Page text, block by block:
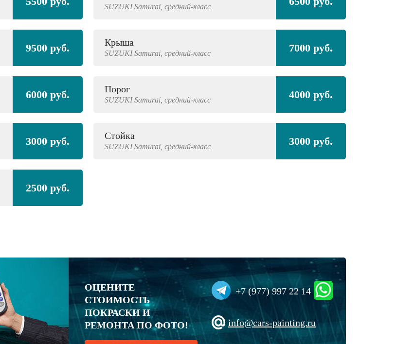
SUZUKISamurai, средний-класс
9500 руб. Крыша
SUZUKISamurai, средний-класс 7000 руб.
6000 руб. Порог
SUZUKISamurai, средний-класс 4000 руб.
3000 руб. Стойка
SUZUKISamurai, средний-класс 3000 руб.
2500 руб.
ОЦЕНИТЕ
СТОИМОСТЬ
ПОКРАСКИ И
РЕМОНТА ПО ФОТО!
+7 (977) 997 22 14
info@cars-painting.ru